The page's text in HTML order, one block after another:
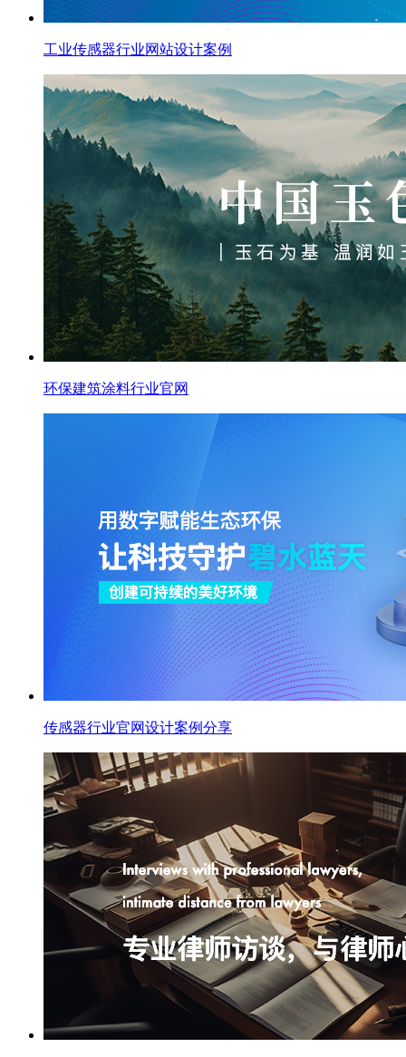
工业传感器行业网站设计案例
环保建筑涂料行业官网
传感器行业官网设计案例分享